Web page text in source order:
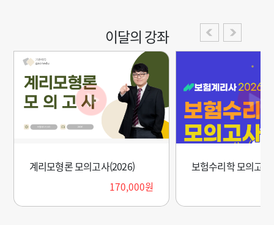
이달의 강좌
계리모형론 모의고사(2026)
170,000원
보험수리학 모의고